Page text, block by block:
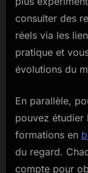
consulter des
réels via les
pratique et
évolutions du
En parallèle,
pouvez étudier
formations en
du regard.
compte pour